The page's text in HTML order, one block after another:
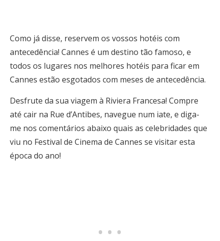
Como já disse, reservem os vossos hotéis com
antecedência! Cannes é um destino tão famoso, e
todos os lugares nos melhores hotéis para ficar em
Cannes estão esgotados com meses de antecedência.
Desfrute da sua viagem à Riviera Francesa! Compre
até cair na Rue d’Antibes, navegue num iate, e diga-
me nos comentários abaixo quais as celebridades que
viu no Festival de Cinema de Cannes se visitar esta
época do ano!